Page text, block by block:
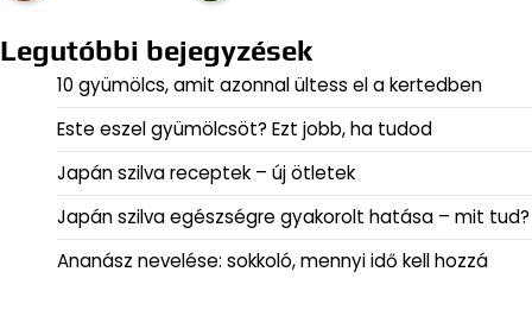
Legutóbbi bejegyzések
10 gyümölcs, amit azonnal ültess el a kertedben
Este eszel gyümölcsöt? Ezt jobb, ha tudod
Japán szilva receptek – új ötletek
Japán szilva egészségre gyakorolt hatása – mit tud?
Ananász nevelése: sokkoló, mennyi idő kell hozzá